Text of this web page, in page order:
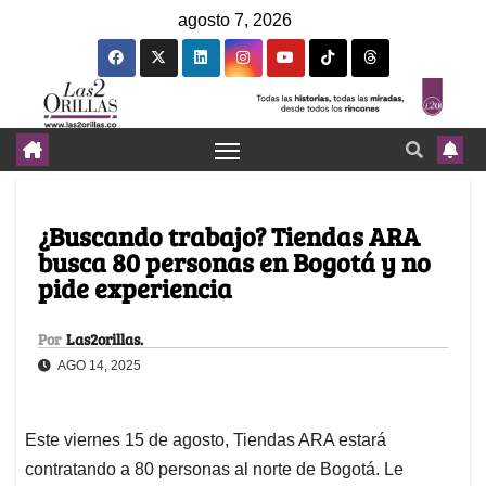
agosto 7, 2026
¿Buscando trabajo? Tiendas ARA
busca 80 personas en Bogotá y no
pide experiencia
Por Las2orillas.
AGO 14, 2025
Este viernes 15 de agosto, Tiendas ARA estará
contratando a 80 personas al norte de Bogotá. Le